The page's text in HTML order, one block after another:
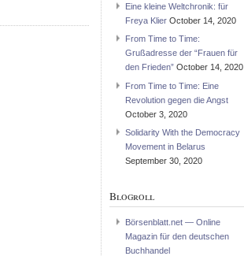
Eine kleine Weltchronik: für
Freya Klier October 14, 2020
From Time to Time:
Grußadresse der “Frauen für
den Frieden” October 14, 2020
From Time to Time: Eine
Revolution gegen die Angst
October 3, 2020
Solidarity With the Democracy
Movement in Belarus
September 30, 2020
Blogroll
Börsenblatt.net — Online
Magazin für den deutschen
Buchhandel